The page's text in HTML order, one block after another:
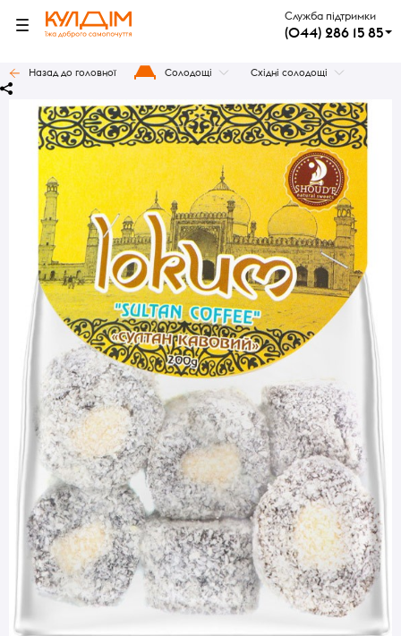
Служба підтримки
(044) 286 15 85
Назад до головної Солодощі Східні солодощі